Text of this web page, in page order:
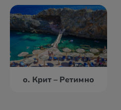
о. Крит – Ретимно